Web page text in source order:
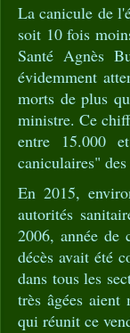
La canicule de
soit 10 fois
Santé Agnès
évidemment
morts de plus
ministre. Ce
entre 15.000
caniculaires"
En 2015,
autorités
2006, année de
décès avait été
dans tous les
très âgées aient
qui réunit ce